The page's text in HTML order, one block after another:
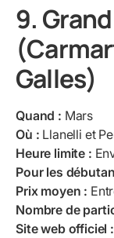
9.
Galles)
Quand : Mars
Où : Llanelli et
Heure limite :
Pour les
Prix moyen :
Nombre de
Site web officiel :